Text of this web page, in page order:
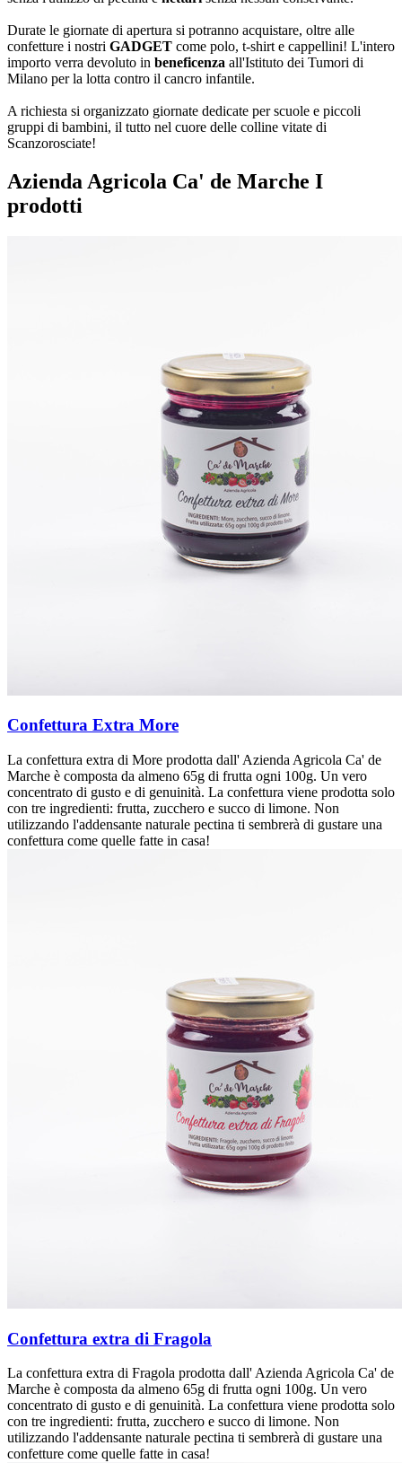
Durate le giornate di apertura si potranno acquistare, oltre alle
confetture i nostri GADGET come polo, t-shirt e cappellini! L'intero
importo verra devoluto in beneficenza all'Istituto dei Tumori di
Milano per la lotta contro il cancro infantile.
A richiesta si organizzato giornate dedicate per scuole e piccoli
gruppi di bambini, il tutto nel cuore delle colline vitate di
Scanzorosciate!
Azienda Agricola Ca' de Marche I
prodotti
Confettura Extra More
La confettura extra di More prodotta dall' Azienda Agricola Ca' de
Marche è composta da almeno 65g di frutta ogni 100g. Un vero
concentrato di gusto e di genuinità. La confettura viene prodotta solo
con tre ingredienti: frutta, zucchero e succo di limone. Non
utilizzando l'addensante naturale pectina ti sembrerà di gustare una
confettura come quelle fatte in casa!
Confettura extra di Fragola
La confettura extra di Fragola prodotta dall' Azienda Agricola Ca' de
Marche è composta da almeno 65g di frutta ogni 100g. Un vero
concentrato di gusto e di genuinità. La confettura viene prodotta solo
con tre ingredienti: frutta, zucchero e succo di limone. Non
utilizzando l'addensante naturale pectina ti sembrerà di gustare una
confetture come quelle fatte in casa!